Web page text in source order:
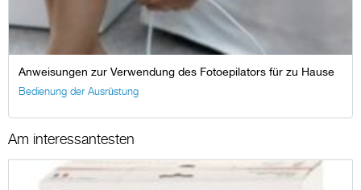
Anweisungen zur Verwendung des Fotoepilators für zu Hause
Bedienung der Ausrüstung
Am interessantesten